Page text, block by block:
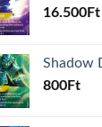
16.500Ft
Shadow
800Ft